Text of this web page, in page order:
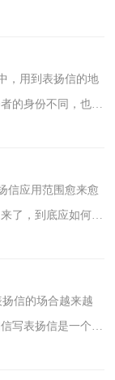
...
，用到表扬信的地
的身份不同，也有
是小...
信应用范围愈来愈
了，到底应如何写
校的...
信的场合越来越
写表扬信是一个让
业...